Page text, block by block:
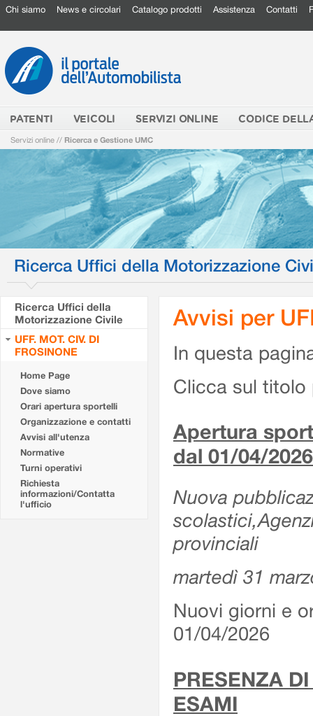
Chi siamo News e circolari Catalogo prodotti Assistenza Contatti
PATENTI VEICOLI SERVIZI ONLINE CODICE
Servizi online // Ricerca e Gestione UMC
Ricerca Uffici della Motorizzazione
Ricerca Uffici della
Motorizzazione Civile
UFF. MOT. CIV. DI
FROSINONE
Home Page
Dove siamo
Orari apertura sportelli
Organizzazione e contatti
Avvisi all'utenza
Normative
Turni operativi
Richiesta
informazioni/Contatta
l'ufficio
Avvisi per
In questa
Clicca sul titolo
Apertura
dal 01/04/2026
Nuova
provinciali
martedì 31
Nuovi giorni e
01/04/2026
PRESENZA
ESAMI